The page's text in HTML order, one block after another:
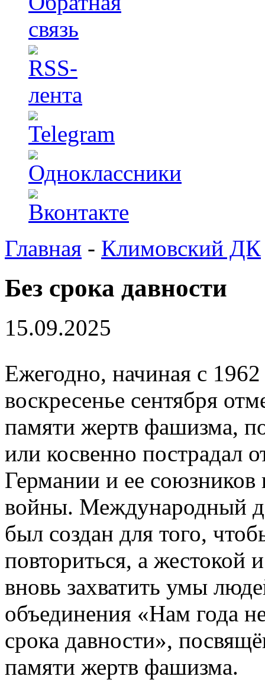
Главная - Климовский ДК
Без срока давности
15.09.2025
Ежегодно, начиная с
воскресенье сентября
памяти жертв фашизма,
или косвенно пострадал
Германии и ее
войны. Международный
был создан для того,
повториться, а жестокой
вновь захватить умы
объединения «Нам года
срока давности»,
памяти жертв фашизма.